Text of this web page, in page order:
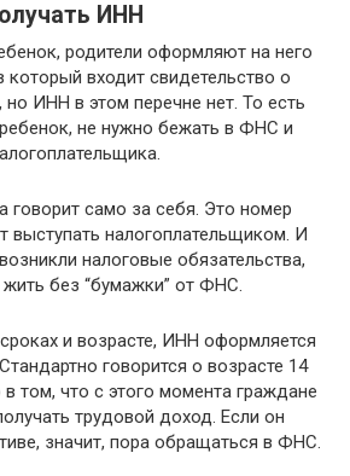
ИНН
родители оформляют на него
который входит свидетельство о
ИНН в этом перечне нет. То есть
не нужно бежать в ФНС и
говорит само за себя. Это номер
выступать налогоплательщиком. И
налоговые обязательства,
без “бумажки” от ФНС.
и возрасте, ИНН оформляется
говорится о возрасте 14
том, что с этого момента граждане
трудовой доход. Если он
значит, пора обращаться в ФНС.